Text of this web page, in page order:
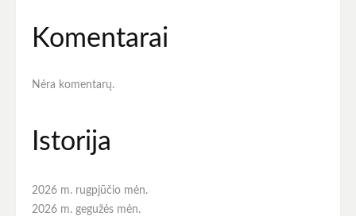
Komentarai
Nėra komentarų.
Istorija
2026 m. rugpjūčio mėn.
2026 m. gegužės mėn.